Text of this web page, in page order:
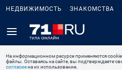
НЕДВИЖИМОСТЬ ЗНАКОМСТВА
На информационном ресурсе применяются
файлы. Оставаясь на сайте, вы подтверждаете
согласиена их использование.